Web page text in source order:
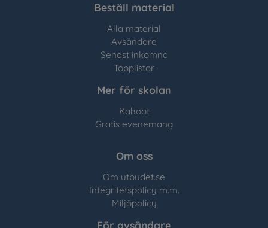
Beställ material
Alla material
Avsändare
Senast inkomna
Topplistor
Mer för skolan
Kahoot
Gratis evenemang
Om oss
Om utbudet.se
Integritetspolicy m.m.
Miljöpolicy
För avsändare